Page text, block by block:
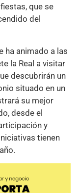
que se
del
ha animado a las
la Real a visitar
descubrirán un
situado en un
su mejor
desde el
y
tienen